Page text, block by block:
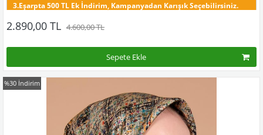
3.Eşarpta 500 TL Ek İndirim, Kampanyadan Karışık Seçebilirsiniz.
2.890,00 TL 4.600,00 TL
Sepete Ekle
%30 İndirim